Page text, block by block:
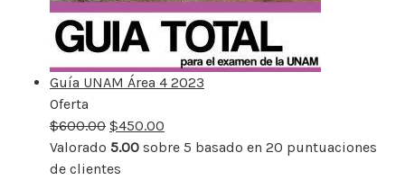
Guía UNAM Área 4 2023
Oferta
rebajado
$600.00 $450.00
Valorado 5.00 sobre 5 basado en 20 puntuaciones
de clientes